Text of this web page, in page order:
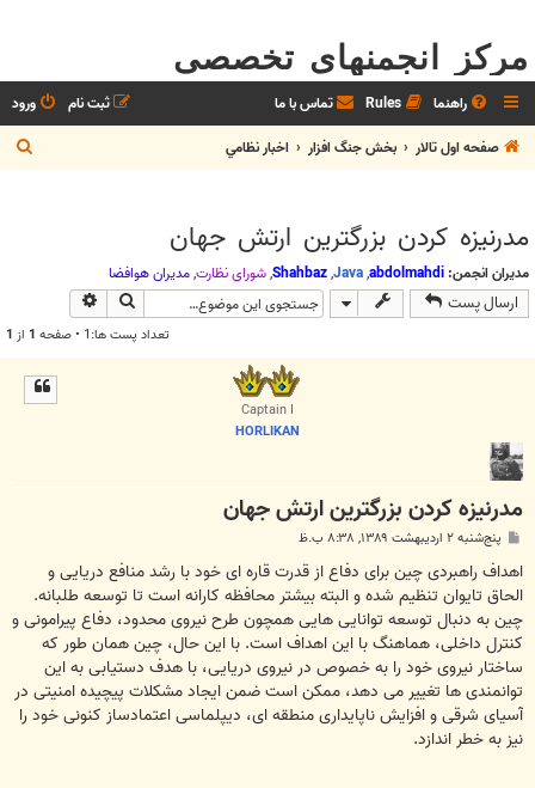
مرکز انجمنهای تخصصی
راهنما Rules تماس با ما ورود
ثبت نام
صفحه اول تالار
بخش جنگ افزار اخبار نظامي
س
مدرنیزه کردن بزرگترین ارتش جهان
مدیران انجمن: abdolmahdi
,
Java
,
Shahbaz
,شوراي نظارت,مديران هوافضا
ارسال پست جستجو
تعداد پست ها:1 • صفحه 1 از 1
Captain I
HORLIKAN
مدرنیزه کردن بزرگترین ارتش جهان
س
ت
پنج‌شنبه ۲ اردیبهشت ۱۳۸۹, ۸:۳۸ ب.ظ
اهداف راهبردی چین برای دفاع از قدرت قاره ای خود با رشد منافع دریایی و
الحاق تایوان تنظیم شده و البته بیشتر محافظه کارانه است تا توسعه طلبانه.
چین به دنبال توسعه توانایی هایی همچون طرح نیروی محدود، دفاع پیرامونی و
کنترل داخلی، هماهنگ با این اهداف است. با این حال، چین همان طور که
ساختار نیروی خود را به خصوص در نیروی دریایی، با هدف دستیابی به این
توانمندی ها تغییر می دهد، ممکن است ضمن ایجاد مشکلات پیچیده امنیتی در
آسیای شرقی و افزایش ناپایداری منطقه ای، دیپلماسی اعتمادساز کنونی خود را
نیز به خطر اندازد.